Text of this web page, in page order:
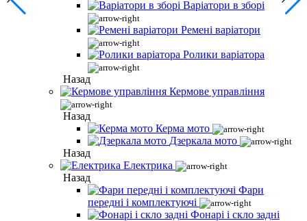
Варіатори в зборі
Ремені варіатори
Ролики варіатора
Назад
Кермове управління
Назад
Керма мото
Дзеркала мото
Назад
Електрика
Назад
Фари
передні і комплектуючі
Фонарі і скло задні